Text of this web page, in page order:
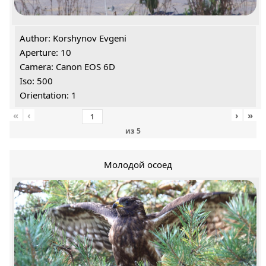
Author: Korshynov Evgeni
Aperture: 10
Camera: Canon EOS 6D
Iso: 500
Orientation: 1
«
‹
из 5
› »
Молодой осоед